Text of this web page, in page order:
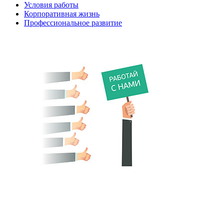
Условия работы
Корпоративная жизнь
Профессиональное развитие